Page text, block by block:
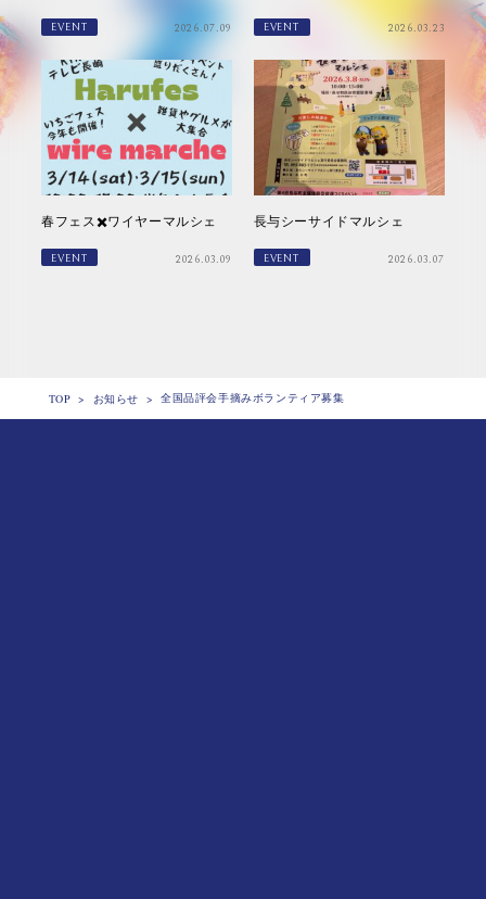
EVENT 2026.07.09 EVENT 2026.03.23
春フェス✖️ワイヤーマルシェ
EVENT 2026.03.09
長与シーサイドマルシェ
EVENT 2026.03.07
TOP > お知らせ > 全国品評会手摘みボランティア募集